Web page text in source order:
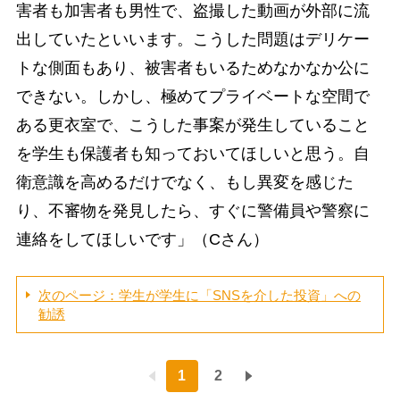
害者も加害者も男性で、盗撮した動画が外部に流
出していたといいます。こうした問題はデリケー
トな側面もあり、被害者もいるためなかなか公に
できない。しかし、極めてプライベートな空間で
ある更衣室で、こうした事案が発生していること
を学生も保護者も知っておいてほしいと思う。自
衛意識を高めるだけでなく、もし異変を感じた
り、不審物を発見したら、すぐに警備員や警察に
連絡をしてほしいです」（Cさん）
次のページ：学生が学生に「SNSを介した投資」への
勧誘
1 2